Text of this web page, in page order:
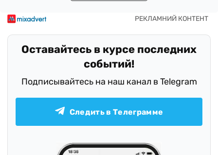
Оставайтесь в курсе последних
событий!
Подписывайтесь на наш канал в Telegram
Следить в Телеграмме